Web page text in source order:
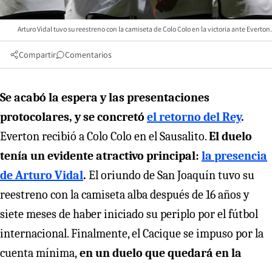
Arturo Vidal tuvo su reestreno con la camiseta de Colo Colo en la victoria ante Everton.
Compartir Comentarios
Se acabó la espera y las presentaciones
protocolares, y se concretó el retorno del Rey.
Everton recibió a Colo Colo en el Sausalito.El duelo
tenía un evidente atractivo principal: la presencia
de Arturo Vidal. El oriundo de San Joaquín tuvo su
reestreno con la camiseta alba después de 16 años y
siete meses de haber iniciado su periplo por el fútbol
internacional. Finalmente, el Cacique se impuso por la
cuenta mínima,en un duelo que quedará en la